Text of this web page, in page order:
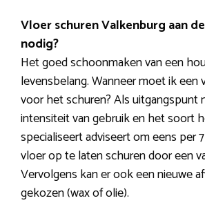
Vloer schuren Valkenburg aan
nodig?
Het goed schoonmaken van een
levensbelang. Wanneer moet ik een
voor het schuren? Als uitgangspunt
intensiteit van gebruik en het soort
specialiseert adviseert om eens per
vloer op te laten schuren door een
Vervolgens kan er ook een nieuwe
gekozen (wax of olie).